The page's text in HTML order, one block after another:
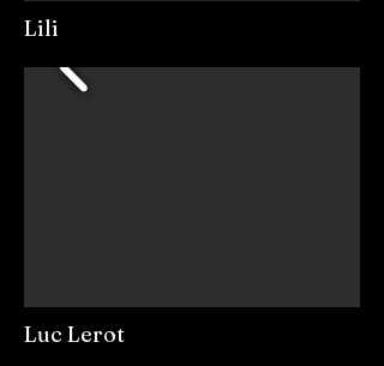
Lili
Luc Lerot